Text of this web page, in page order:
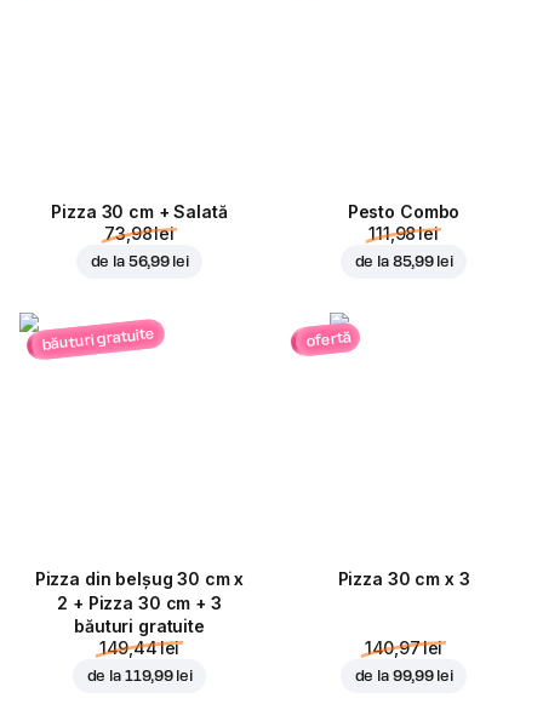
Pizza 30 cm + Salată
73,98 lei
de la 56,99 lei
Pesto Combo
111,98 lei
de la 85,99 lei
băuturi gratuite
Pizza din belșug 30 cm x
2 + Pizza 30 cm + 3
băuturi gratuite
149,44 lei
de la 119,99 lei
ofertă
Pizza 30 cm x 3
140,97 lei
de la 99,99 lei